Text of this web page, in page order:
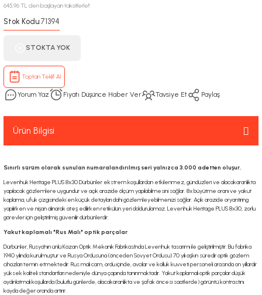
645,96 TL den başlayan taksitlerle!!
Stok Kodu:71394
STOKTA YOK
Toptan Teklif Al
Yorum Yaz Fiyatı Düşünce Haber Ver Tavsiye Et Paylaş
Ürün Bilgisi
Sınırlı sürüm olarak sunulan numaralandırılmış seri yalnızca 3.000 adetten oluşur.
Levenhuk Heritage PLUS 8x30 Dürbünler ekstrem koşullardan etkilenmez, gündüzleri ve alacakaranlıkta
yapılacak gözlemlere uygundur ve açık arazide ölçüm yapılabilmesini sağlar. 8x büyütme oranı ve yakut
kaplama, ufuk çizgisindeki en küçük detayları dahi gözlemleyebilmenizi sağlar. Açık arazide oryantiring
yapılırken ve nişan alınarak ateş edilirken retikülün yeri doldurulamaz. Levenhuk Heritage PLUS 8x30, zorlu
görevler için geliştirilmiş güvenilir dürbünlerdir.
Yakut kaplamalı "Rus Malı" optik parçalar
Dürbünler, Rusya'nın ünlü Kazan Optik Mekanik Fabrikası'nda Levenhuk tasarımı ile geliştirilmiştir. Bu fabrika
1940 yılında kurulmuştur ve Rusya Ordusuna (önceden Sovyet Ordusu) 70 yılı aşkın süredir optik gözlem
cihazları temin etmektedir. Rus malı cam, ordu içinde, avcılar ve kolluk kuvveti personeli arasında on yıllardır
yüksek kaliteli standartları nedeniyle dünya çapında tanınmaktadır. Yakut kaplamalı optik parçalar düşük
aydınlatmalı koşullarda (bulutlu günlerde, alacakaranlıkta ve şafak öncesi saatlerde) görüntü kontrastını
kayda değer oranda artırır.